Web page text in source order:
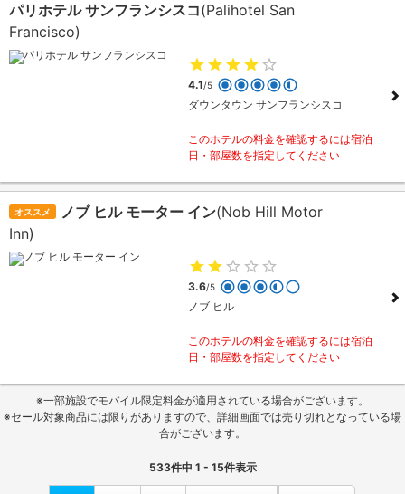
パリホテル サンフランシスコ(Palihotel San
Francisco)
4.1/5
ダウンタウン サンフランシスコ
このホテルの料金を確認するには宿泊
日・部屋数を指定してください
オススメ ノブ ヒル モーター イン(Nob Hill Motor
Inn)
3.6/5
ノブ ヒル
このホテルの料金を確認するには宿泊
日・部屋数を指定してください
※一部施設でモバイル限定料金が適用されている場合がございます。
※セール対象商品には限りがありますので、詳細画面では売り切れとなっている場
合がございます。
533件中 1 - 15件表示